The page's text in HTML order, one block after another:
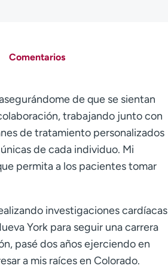
Comentarios
de que se sientan
trabajando junto con
de tratamiento personalizados
de cada individuo. Mi
permita a los pacientes tomar
investigaciones cardíacas
York para seguir una carrera
pasé dos años ejerciendo en
a mis raíces en Colorado.